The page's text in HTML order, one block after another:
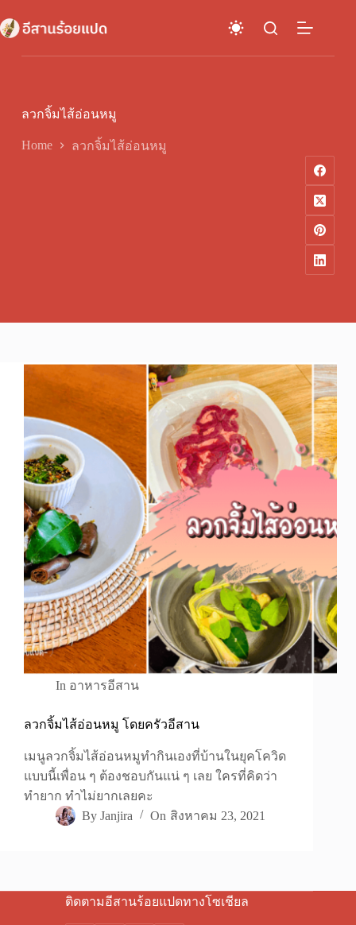
to
content
ลวกจิ้มไส้อ่อนหมู
Home ลวกจิ้มไส้อ่อนหมู
In อาหารอีสาน
ลวกจิ้มไส้อ่อนหมู โดยครัวอีสาน
เมนูลวกจิ้มไส้อ่อนหมูทำกินเองที่บ้านในยุคโควิด
แบบนี้เพื่อน ๆ ต้องชอบกันแน่ ๆ เลย ใครที่คิดว่า
ทำยาก ทำไม่ยากเลยคะ
By Janjira On สิงหาคม 23, 2021
ติดตามอีสานร้อยแปดทางโซเชียล